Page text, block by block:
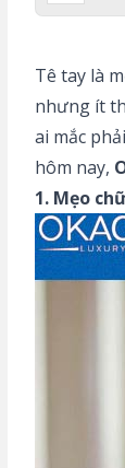
Tê tay là
nhưng ít
ai mắc
hôm nay,
1. Mẹo